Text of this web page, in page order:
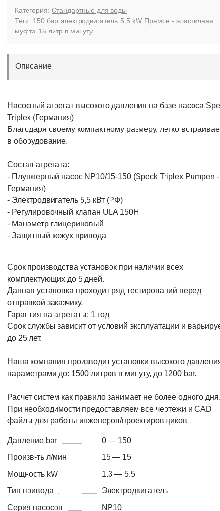
Категория: Стандартные для воды
Теги: 150 бар электродвигатель 5.5 kW Прямое - эластичная
муфта 15 литр в минуту
Описание
Насосный агрегат высокого давления на базе насоса
Triplex (Германия)
Благодаря своему компактному размеру, легко
в оборудование.
Состав агрегата:
- Плунжерный насос NP10/15-150 (Speck Triplex Pumpen -
Германия)
- Электродвигатель 5,5 кВт (РФ)
- Регулировочный клапан ULA 150H
- Манометр глицериновый
- Защитный кожух привода
Срок производства установок при наличии всех
комплектующих до 5 дней.
Данная установка проходит ряд тестирований перед
отправкой заказчику.
Гарантия на агрегаты: 1 год.
Срок службы зависит от условий эксплуатации и
до 25 лет.
Наша компания производит установки высокого
параметрами до: 1500 литров в минуту, до 1200 bar.
Расчет систем как правило занимает не более одного дня.
При необходимости предоставляем все чертежи и CAD
файлы для работы инженеров/проектировщиков
Давление bar
0 — 150
Произв-ть л/мин
15 — 15
Мощность kW
1.3 — 5.5
Тип привода
Электродвигатель
Серия насосов
NP10